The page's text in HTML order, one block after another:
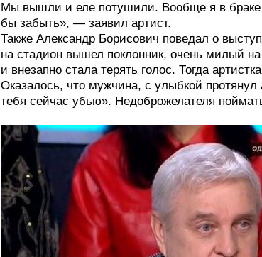
Мы вышли и еле потушили. Вообще я в браке
бы забыть», — заявил артист.
Также Александр Борисович поведал о
на стадион вышел поклонник, очень милый
и внезапно стала терять голос. Тогда
Оказалось, что мужчина, с улыбкой
тебя сейчас убью». Недоброжелателя